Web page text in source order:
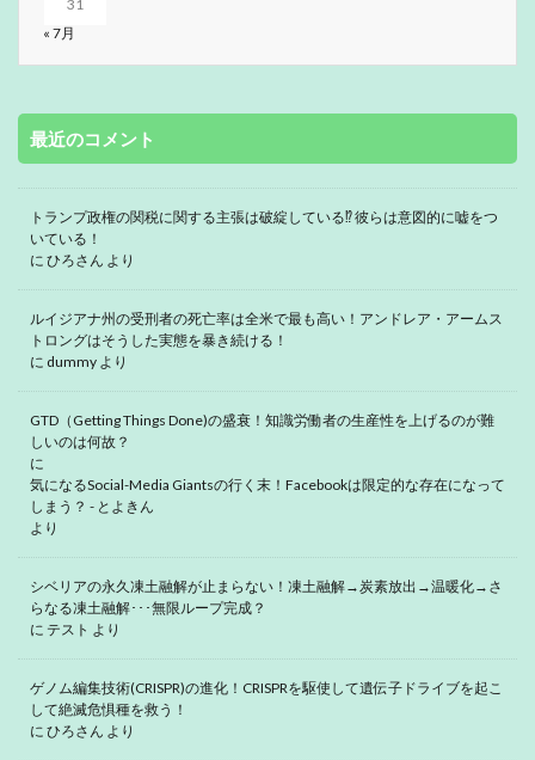
31
« 7月
最近のコメント
トランプ政権の関税に関する主張は破綻している⁉ 彼らは意図的に嘘をつ
いている！
に ひろさん より
ルイジアナ州の受刑者の死亡率は全米で最も高い！アンドレア・アームス
トロングはそうした実態を暴き続ける！
に dummy より
GTD（Getting Things Done)の盛衰！知識労働者の生産性を上げるのが難
しいのは何故？
に
気になるSocial-Media Giantsの行く末！Facebookは限定的な存在になって
しまう？ - とよきん
より
シベリアの永久凍土融解が止まらない！凍土融解→炭素放出→温暖化→さ
らなる凍土融解･･･無限ループ完成？
に テスト より
ゲノム編集技術(CRISPR)の進化！CRISPRを駆使して遺伝子ドライブを起こ
して絶滅危惧種を救う！
に ひろさん より